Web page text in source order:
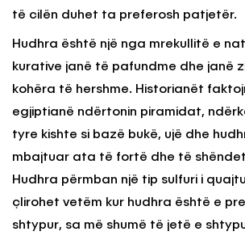
të cilën duhet ta preferosh patjetër.
Hudhra është një nga mrekullitë e
kurative janë të pafundme dhe janë
kohëra të hershme. Historianët
egjiptianë ndërtonin piramidat,
tyre kishte si bazë bukë, ujë dhe
mbajtuar ata të fortë dhe të
Hudhra përmban një tip sulfuri i
çlirohet vetëm kur hudhra është e
shtypur, sa më shumë të jetë e